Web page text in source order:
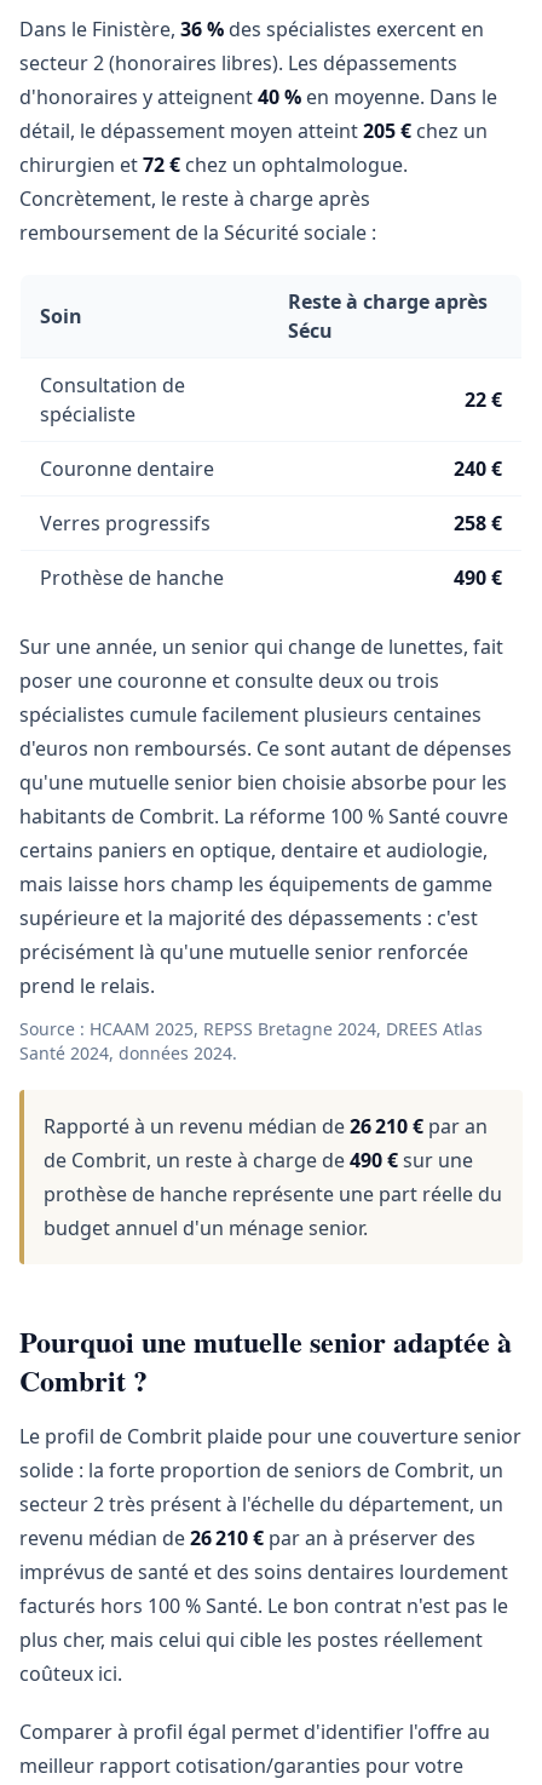
Dans le Finistère, 36 % des spécialistes exercent en
secteur 2 (honoraires libres). Les dépassements
d'honoraires y atteignent40 % en moyenne. Dans le
détail, le dépassement moyen atteint205 € chez un
chirurgien et72 € chez un ophtalmologue.
Concrètement, le reste à charge après
remboursement de la Sécurité sociale :
Soin
Reste à charge après
Sécu
Consultation de
spécialiste
22 €
Couronne dentaire 240 €
Verres progressifs 258 €
Prothèse de hanche 490 €
Sur une année, un senior qui change de lunettes, fait
poser une couronne et consulte deux ou trois
spécialistes cumule facilement plusieurs centaines
d'euros non remboursés. Ce sont autant de dépenses
qu'une mutuelle senior bien choisie absorbe pour les
habitants de Combrit. La réforme 100 % Santé couvre
certains paniers en optique, dentaire et audiologie,
mais laisse hors champ les équipements de gamme
supérieure et la majorité des dépassements : c'est
précisément là qu'une mutuelle senior renforcée
prend le relais.
Source : HCAAM 2025, REPSS Bretagne 2024, DREES Atlas
Santé 2024, données 2024.
Rapporté à un revenu médian de26 210 € par an
de Combrit, un reste à charge de490 €sur une
prothèse de hanche représente une part réelle du
budget annuel d'un ménage senior.
Pourquoi une mutuelle senior adaptée à
Combrit ?
Le profil de Combrit plaide pour une couverture senior
solide : la forte proportion de seniors de Combrit, un
secteur 2 très présent à l'échelle du département, un
revenu médian de26 210 € par an à préserver des
imprévus de santé et des soins dentaires lourdement
facturés hors 100 % Santé. Le bon contrat n'est pas le
plus cher, mais celui qui cible les postes réellement
coûteux ici.
Comparer à profil égal permet d'identifier l'offre au
meilleur rapport cotisation/garanties pour votre